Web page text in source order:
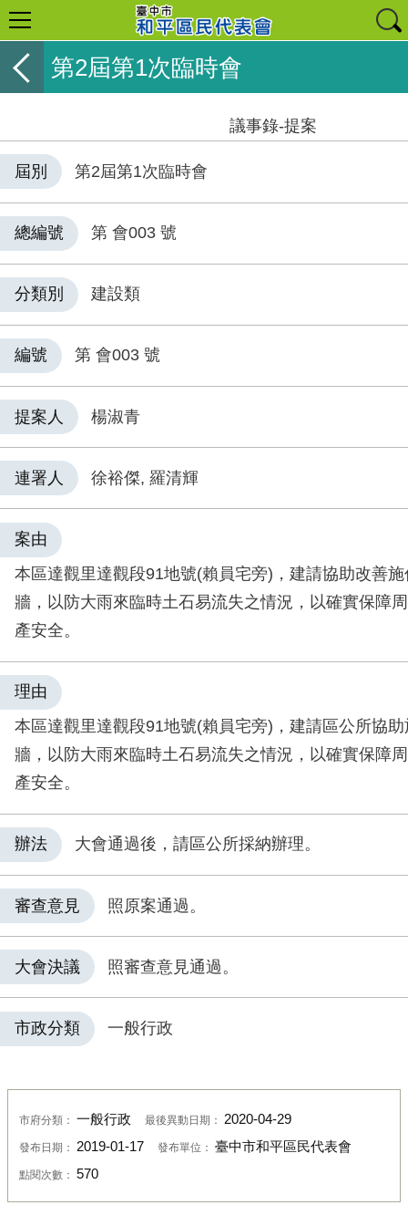
第2屆第1次臨時會
議事錄-提案
屆別 第2屆第1次臨時會
總編號 第 會003 號
分類別 建設類
編號 第 會003 號
提案人 楊淑青
連署人 徐裕傑, 羅清輝
案由
本區達觀里達觀段91地號(賴員宅旁)，建請協助改善
牆，以防大雨來臨時土石易流失之情況，以確實保障
產安全。
理由
本區達觀里達觀段91地號(賴員宅旁)，建請區公所協
牆，以防大雨來臨時土石易流失之情況，以確實保障
產安全。
辦法 大會通過後，請區公所採納辦理。
審查意見 照原案通過。
大會決議 照審查意見通過。
市政分類 一般行政
市府分類： 一般行政 最後異動日期： 2020-04-29
發布日期： 2019-01-17 發布單位： 臺中市和平區民代表會
點閱次數： 570